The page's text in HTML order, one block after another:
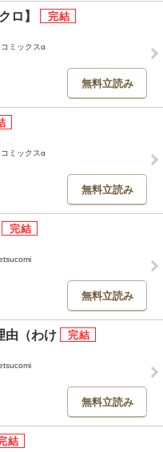
ロ】
ミックスα
無料立読み
ミックスα
無料立読み
無料立読み
由（わけ
無料立読み